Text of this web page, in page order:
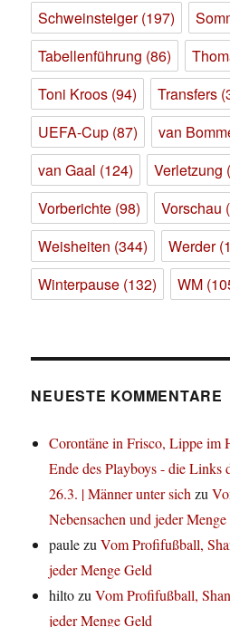
Schweinsteiger(197)
Tabellenführung (86)
Toni Kroos (94) Transfers
UEFA-Cup (87) van
van Gaal (124) Verletzung
Vorberichte (98) Vorschau
Weisheiten (344) Werder
Winterpause (132) WM
NEUESTE KOMMENTARE
Corontäne in Frisco, Lippe im
Ende des Playboys - die Links
26.3. | Männer unter sichzu
Nebensachen und jeder
paulezuVom Profifußball,
jeder Menge Geld
hiltozuVom Profifußball,
jeder Menge Geld